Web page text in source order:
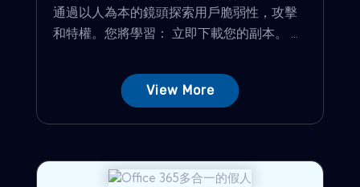
通過以人為本的鏡頭探索用戶脆弱性，攻擊
和特權。您將學習： 立即下載您的副本。 ...
View More